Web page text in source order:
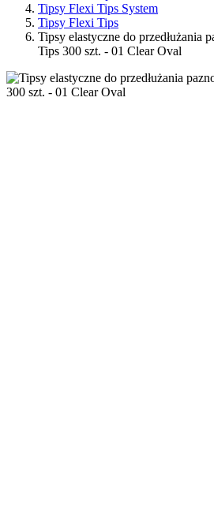
Tipsy Flexi Tips System
Tipsy Flexi Tips
Tipsy elastyczne do przedłużania
Tips 300 szt. - 01 Clear Oval